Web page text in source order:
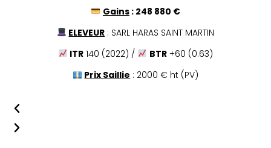
Gains: 248 880 €
ELEVEUR : SARL HARAS SAINT MARTIN
ITR 140 (2022) / BTR+60 (0.63)
Prix Saillie : 2000 € ht (PV)